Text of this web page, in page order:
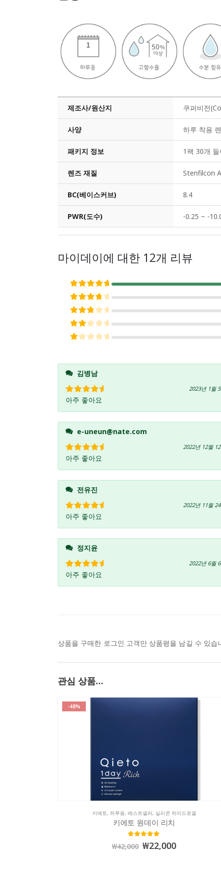
제조사/원산지 쿠퍼비전
사양 하루 착용
패키지 정보 1팩 30개
렌즈 재질 Stenfilcon A
BC(베이스커브) 8.4
PWR(도수) -0.25 ~ -
마이데이에 대한 12개 리뷰
5 중에서5로 평가됨
5 중에서4로 평가됨
5 중에서3로 평가됨
5 중에서2로 평가됨
김병남
5 중에서5로 평가됨
2023년 1월
아주 좋아요
e-uneun@nate.com
5 중에서5로 평가됨
2022년 12월
아주 좋아요
전유진
5 중에서5로 평가됨
2022년 11월
아주 좋아요
정지윤
5 중에서5로 평가됨
2022년 6월
아주 좋아요
상품을 구매한 로그인 고객만 상품평을 남길 수 있습
관심 상품…
-48%
키에토, 하루용, 베스트셀러, 실리콘 하이드로겔
키에토 원데이 리치
out of 5
₩42,000 ₩22,000